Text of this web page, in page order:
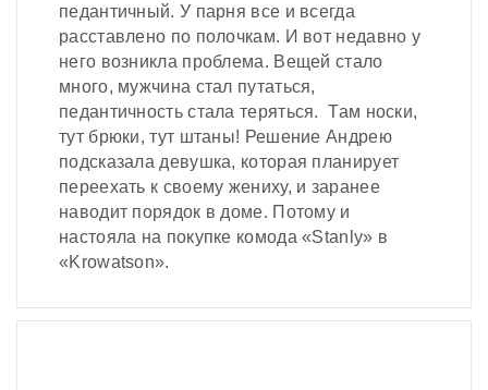
педантичный. У парня все и всегда
расставлено по полочкам. И вот недавно у
него возникла проблема. Вещей стало
много, мужчина стал путаться,
педантичность стала теряться. Там носки,
тут брюки, тут штаны! Решение Андрею
подсказала девушка, которая планирует
переехать к своему жениху, и заранее
наводит порядок в доме. Потому и
настояла на покупке комода «Stanly» в
«Krowatson».